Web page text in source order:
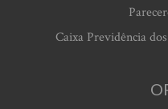
Caixa Previdência